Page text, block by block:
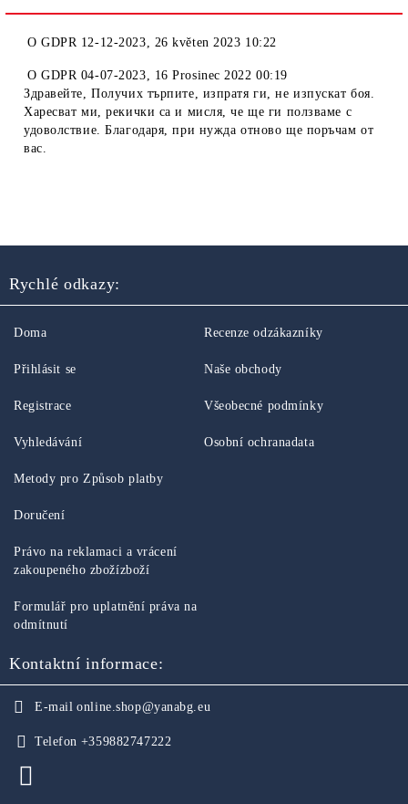
OGDPR 12-12-2023, 26 květen 2023 10:22
OGDPR 04-07-2023, 16 Prosinec 2022 00:19
Здравейте, Получих търпите, изпратя ги, не изпускат боя.
Харесват ми, рекички са и мисля, че ще ги ползваме с
удоволствие. Благодаря, при нужда отново ще поръчам от
вас.
Rychlé odkazy:
Doma
Přihlásit se
Registrace
Vyhledávání
Recenze odzákazníky
Naše obchody
Všeobecné podmínky
Osobní ochranadata
Metody pro Způsob platby
Doručení
Právo na reklamaci a vrácení
zakoupeného zbožízboží
Formulář pro uplatnění práva na
odmítnutí
Kontaktní informace:
E-mail online.shop@yanabg.eu
Telefon +359882747222